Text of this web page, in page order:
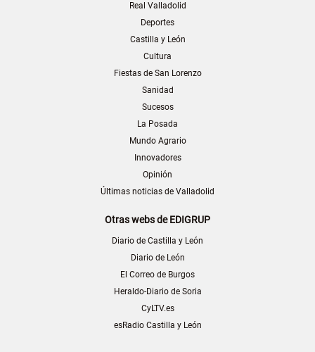
Real Valladolid
Deportes
Castilla y León
Cultura
Fiestas de San Lorenzo
Sanidad
Sucesos
La Posada
Mundo Agrario
Innovadores
Opinión
Últimas noticias de Valladolid
Otras webs de EDIGRUP
Diario de Castilla y León
Diario de León
El Correo de Burgos
Heraldo-Diario de Soria
CyLTV.es
esRadio Castilla y León